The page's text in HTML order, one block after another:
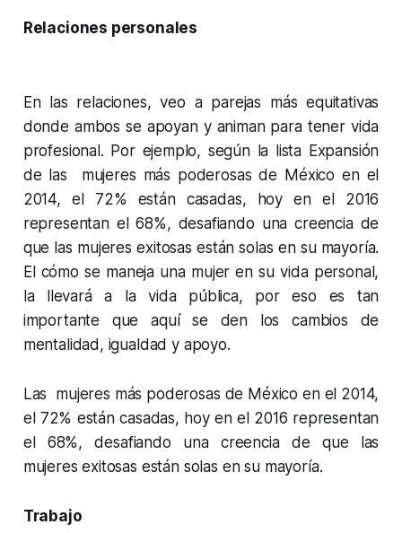
Relaciones personales
En las relaciones, veo a parejas más equitativas
donde ambos se apoyan y animan para tener vida
profesional. Por ejemplo, según la lista Expansión
de las mujeres más poderosas de México en el
2014, el 72% están casadas, hoy en el 2016
representan el 68%, desafiando una creencia de
que las mujeres exitosas están solas en su mayoría.
El cómo se maneja una mujer en su vida personal,
la llevará a la vida pública, por eso es tan
importante que aquí se den los cambios de
mentalidad, igualdad y apoyo.
Las mujeres más poderosas de México en el 2014,
el 72% están casadas, hoy en el 2016 representan
el 68%, desafiando una creencia de que las
mujeres exitosas están solas en su mayoría.
Trabajo